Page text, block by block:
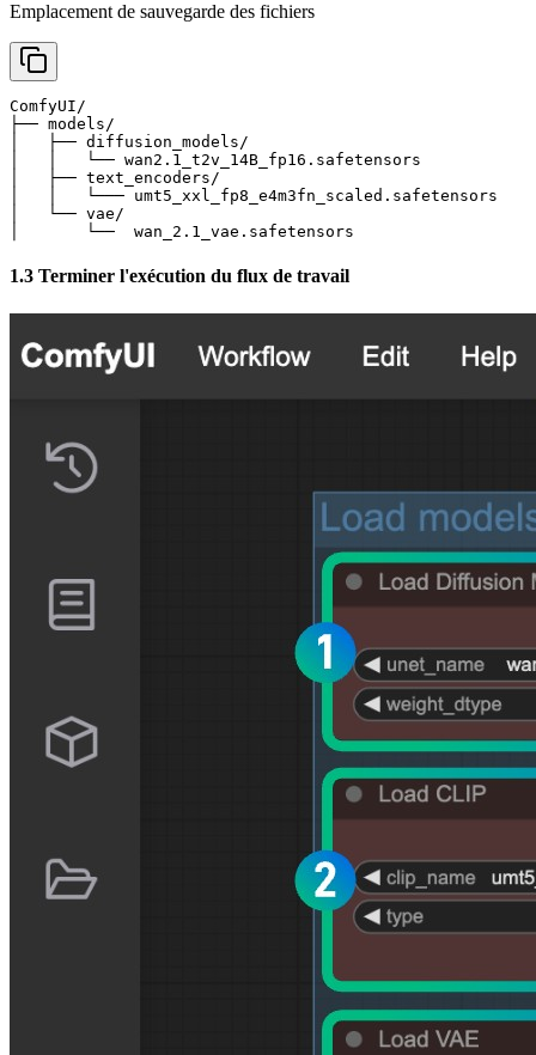
Emplacement de sauvegarde des fichiers
ComfyUI/
├── models/
│   ├── diffusion_models/
│   │   └── wan2.1_t2v_14B_fp16.safetensors
│   ├── text_encoders/
│   │   └───
│   └── vae/
│       └──  wan_2.1_vae.safetensors
1.3 Terminer l'exécution du flux de travail